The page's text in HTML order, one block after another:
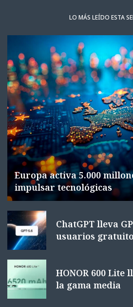
LO MÁS LEÍDO ESTA
Europa activa 5.000
impulsar tecnológicas
ChatGPT lleva
usuarios
HONOR 600 Lite
la gama media